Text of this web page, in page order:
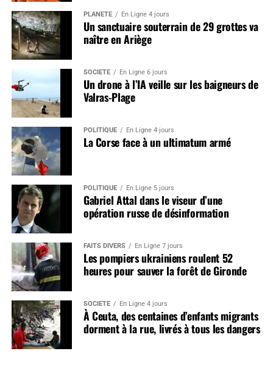
PLANÈTE En Ligne 4 jours
Un sanctuaire souterrain de 29 grottes va
naître en Ariège
SOCIÉTÉ En Ligne 6 jours
Un drone à l’IA veille sur les baigneurs de
Valras-Plage
POLITIQUE En Ligne 4 jours
La Corse face à un ultimatum armé
POLITIQUE En Ligne 5 jours
Gabriel Attal dans le viseur d’une
opération russe de désinformation
FAITS DIVERS En Ligne 7 jours
Les pompiers ukrainiens roulent 52
heures pour sauver la forêt de Gironde
SOCIÉTÉ En Ligne 4 jours
À Ceuta, des centaines d’enfants migrants
dorment à la rue, livrés à tous les dangers